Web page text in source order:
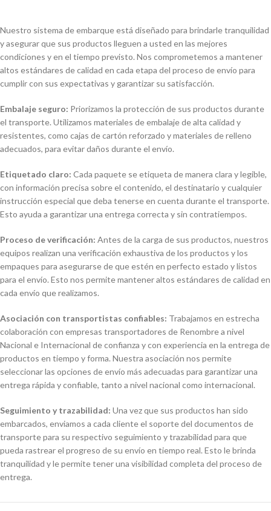
Nuestro sistema de embarque está diseñado para brindarle tranquilidad
y asegurar que sus productos lleguen a usted en las mejores
condiciones y en el tiempo previsto. Nos comprometemos a mantener
altos estándares de calidad en cada etapa del proceso de envío para
cumplir con sus expectativas y garantizar su satisfacción.
Embalaje seguro: Priorizamos la protección de sus productos durante
el transporte. Utilizamos materiales de embalaje de alta calidad y
resistentes, como cajas de cartón reforzado y materiales de relleno
adecuados, para evitar daños durante el envío.
Etiquetado claro: Cada paquete se etiqueta de manera clara y legible,
con información precisa sobre el contenido, el destinatario y cualquier
instrucción especial que deba tenerse en cuenta durante el transporte.
Esto ayuda a garantizar una entrega correcta y sin contratiempos.
Proceso de verificación: Antes de la carga de sus productos, nuestros
equipos realizan una verificación exhaustiva de los productos y los
empaques para asegurarse de que estén en perfecto estado y listos
para el envío. Esto nos permite mantener altos estándares de calidad en
cada envío que realizamos.
Asociación con transportistas confiables: Trabajamos en estrecha
colaboración con empresas transportadores de Renombre a nivel
Nacional e Internacional de confianza y con experiencia en la entrega de
productos en tiempo y forma. Nuestra asociación nos permite
seleccionar las opciones de envío más adecuadas para garantizar una
entrega rápida y confiable, tanto a nivel nacional como internacional.
Seguimiento y trazabilidad: Una vez que sus productos han sido
embarcados, enviamos a cada cliente el soporte del documentos de
transporte para su respectivo seguimiento y trazabilidad para que
pueda rastrear el progreso de su envío en tiempo real. Esto le brinda
tranquilidad y le permite tener una visibilidad completa del proceso de
entrega.